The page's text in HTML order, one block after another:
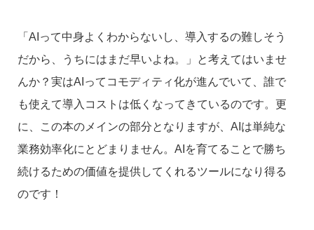
「AIって中身よくわからないし、導入するの難しそう
だから、うちにはまだ早いよね。」と考えてはいませ
んか？実はAIってコモディティ化が進んでいて、誰で
も使えて導入コストは低くなってきているのです。更
に、この本のメインの部分となりますが、AIは単純な
業務効率化にとどまりません。AIを育てることで勝ち
続けるための価値を提供してくれるツールになり得る
のです！